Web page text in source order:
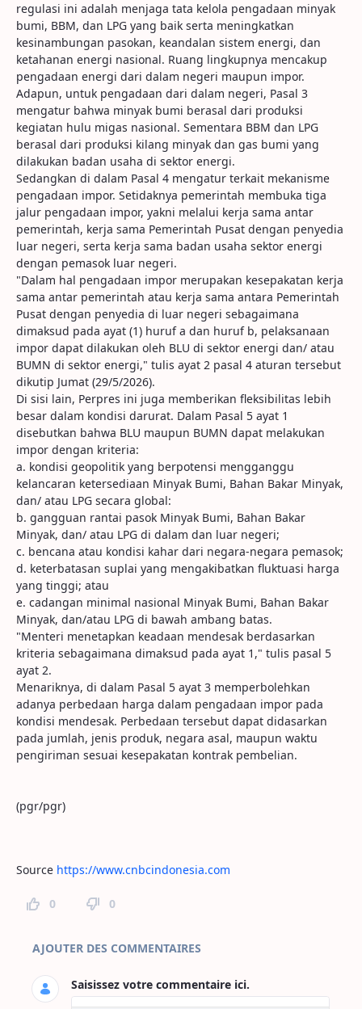
regulasi ini adalah menjaga tata kelola pengadaan minyak
bumi, BBM, dan LPG yang baik serta meningkatkan
kesinambungan pasokan, keandalan sistem energi, dan
ketahanan energi nasional. Ruang lingkupnya mencakup
pengadaan energi dari dalam negeri maupun impor.
Adapun, untuk pengadaan dari dalam negeri, Pasal 3
mengatur bahwa minyak bumi berasal dari produksi
kegiatan hulu migas nasional. Sementara BBM dan LPG
berasal dari produksi kilang minyak dan gas bumi yang
dilakukan badan usaha di sektor energi.
Sedangkan di dalam Pasal 4 mengatur terkait mekanisme
pengadaan impor. Setidaknya pemerintah membuka tiga
jalur pengadaan impor, yakni melalui kerja sama antar
pemerintah, kerja sama Pemerintah Pusat dengan penyedia
luar negeri, serta kerja sama badan usaha sektor energi
dengan pemasok luar negeri.
"Dalam hal pengadaan impor merupakan kesepakatan kerja
sama antar pemerintah atau kerja sama antara Pemerintah
Pusat dengan penyedia di luar negeri sebagaimana
dimaksud pada ayat (1) huruf a dan huruf b, pelaksanaan
impor dapat dilakukan oleh BLU di sektor energi dan/ atau
BUMN di sektor energi," tulis ayat 2 pasal 4 aturan tersebut
dikutip Jumat (29/5/2026).
Di sisi lain, Perpres ini juga memberikan fleksibilitas lebih
besar dalam kondisi darurat. Dalam Pasal 5 ayat 1
disebutkan bahwa BLU maupun BUMN dapat melakukan
impor dengan kriteria:
a. kondisi geopolitik yang berpotensi mengganggu
kelancaran ketersediaan Minyak Bumi, Bahan Bakar Minyak,
dan/ atau LPG secara global:
b. gangguan rantai pasok Minyak Bumi, Bahan Bakar
Minyak, dan/ atau LPG di dalam dan luar negeri;
c. bencana atau kondisi kahar dari negara-negara pemasok;
d. keterbatasan suplai yang mengakibatkan fluktuasi harga
yang tinggi; atau
e. cadangan minimal nasional Minyak Bumi, Bahan Bakar
Minyak, dan/atau LPG di bawah ambang batas.
"Menteri menetapkan keadaan mendesak berdasarkan
kriteria sebagaimana dimaksud pada ayat 1," tulis pasal 5
ayat 2.
Menariknya, di dalam Pasal 5 ayat 3 memperbolehkan
adanya perbedaan harga dalam pengadaan impor pada
kondisi mendesak. Perbedaan tersebut dapat didasarkan
pada jumlah, jenis produk, negara asal, maupun waktu
pengiriman sesuai kesepakatan kontrak pembelian.
(pgr/pgr)
Source https://www.cnbcindonesia.com
0 0
Commentaires sur la page
AJOUTER DES COMMENTAIRES
Saisissez votre commentaire ici.